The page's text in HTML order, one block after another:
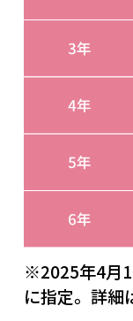
※2025年4月1
に指定。詳細